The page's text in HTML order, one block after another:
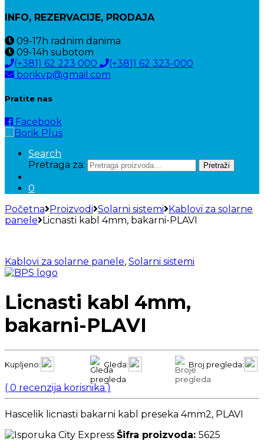
INFO, REZERVACIJE, PRODAJA
09-17h radnim danima
09-14h subotom
(+381) 62 223 000
(+381) 62 323-000
borikvp@gmail.com
Pratite nas
Facebook
Search
Pretraga za:
Pretraži
0
Početna Proizvodi Solarni sistemi Kablovi za solarne
panele Licnasti kabl 4mm, bakarni-PLAVI
Kablovi za solarne panele, Solarni sistemi
Licnasti kabl 4mm,
bakarni-PLAVI
Kupljeno: Gleda: Broj pregleda:
( 0 recenzija korisnika )
Hascelik licnasti bakarni kabl preseka 4mm2, PLAVI
Šifra proizvoda: 5625